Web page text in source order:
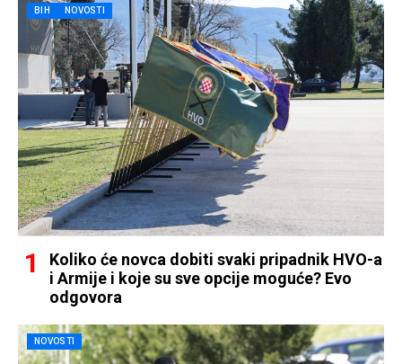
BIH NOVOSTI
Koliko će novca dobiti svaki pripadnik HVO-a
i Armije i koje su sve opcije moguće? Evo
odgovora
NOVOSTI